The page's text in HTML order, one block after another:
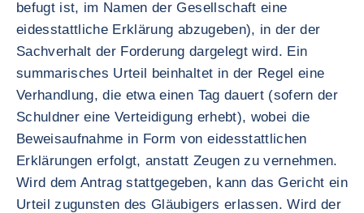
befugt ist, im Namen der Gesellschaft eine
eidesstattliche Erklärung abzugeben), in der der
Sachverhalt der Forderung dargelegt wird. Ein
summarisches Urteil beinhaltet in der Regel eine
Verhandlung, die etwa einen Tag dauert (sofern der
Schuldner eine Verteidigung erhebt), wobei die
Beweisaufnahme in Form von eidesstattlichen
Erklärungen erfolgt, anstatt Zeugen zu vernehmen.
Wird dem Antrag stattgegeben, kann das Gericht ein
Urteil zugunsten des Gläubigers erlassen. Wird der